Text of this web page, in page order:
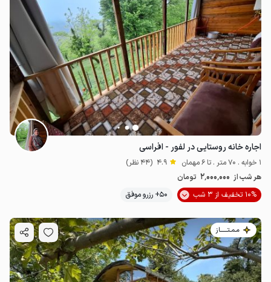
اجاره خانه روستایی در لفور - افراسی
1 خوابه . 70 متر . تا 6 مهمان 4.9 (44 نظر)
هر شب از 2٬000٬000 تومان
10% تخفیف از 3 شب
50+ رزرو موفق
مـمـتــــــاز